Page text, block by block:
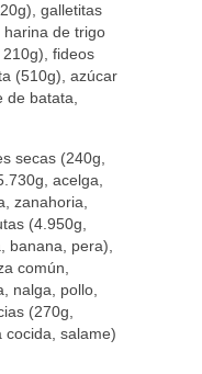
galletitas
de trigo
fideos
(510g), azúcar
batata,
secas (240g,
acelga,
zanahoria,
(4.950g,
banana, pera),
común,
nalga, pollo,
(270g,
cocida, salame)